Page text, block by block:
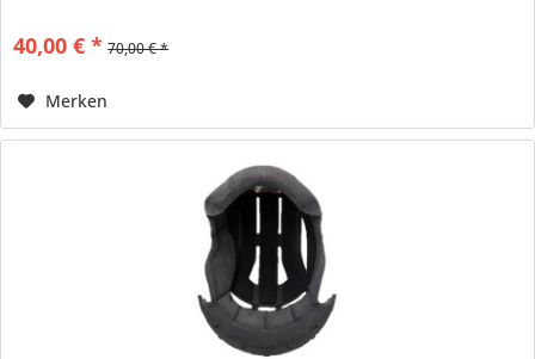
40,00 € * 70,00 € *
Merken